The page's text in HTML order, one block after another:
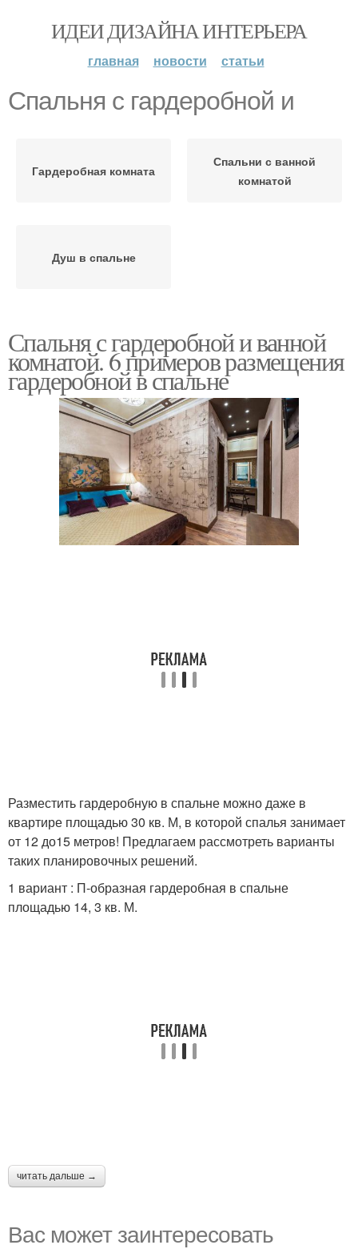
ИДЕИ ДИЗАЙНА ИНТЕРЬЕРА
главная новости статьи
Спальня с гардеробной и
Гардеробная комната
Спальни с ванной
комнатой
Душ в спальне
Спальня с гардеробной и ванной
комнатой. 6 примеров размещения
гардеробной в спальне
Разместить гардеробную в спальне можно даже в
квартире площадью 30 кв. М, в которой спалья занимает
от 12 до15 метров! Предлагаем рассмотреть варианты
таких планировочных решений.
1 вариант : П-образная гардеробная в спальне
площадью 14, 3 кв. М.
читать дальше →
Вас может заинтересовать